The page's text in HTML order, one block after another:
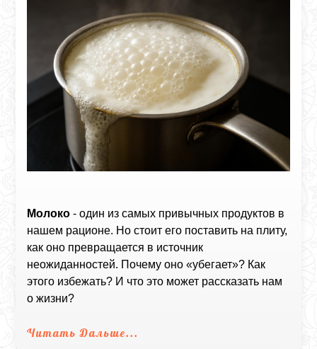
Молоко - один из самых привычных продуктов в
нашем рационе. Но стоит его поставить на плиту,
как оно превращается в источник
неожиданностей. Почему оно «убегает»? Как
этого избежать? И что это может рассказать нам
о жизни?
Читать Дальше...